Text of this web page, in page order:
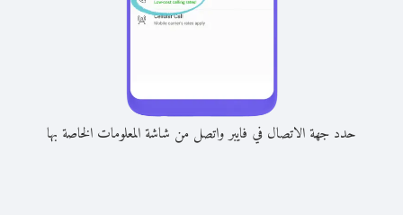
حدد جهة الاتصال في فايبر واتصل من شاشة المعلومات الخاصة بها